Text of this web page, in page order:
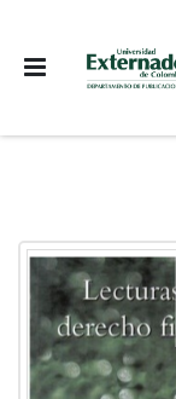
Skip
the
end
the
images
Skip
the
beginning
the
images